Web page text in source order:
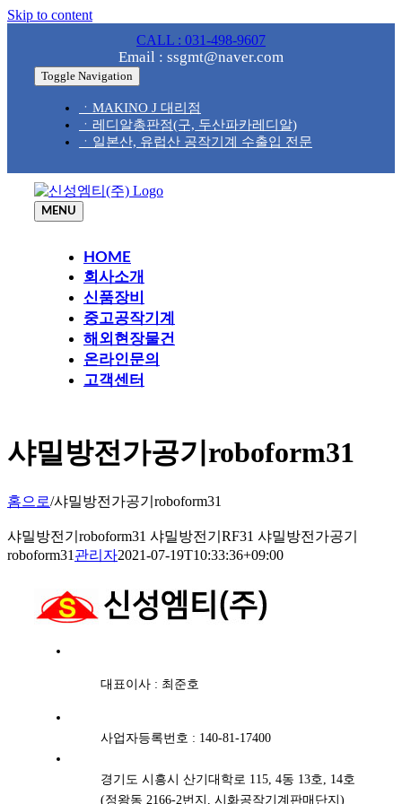
Skip to content
CALL : 031-498-9607
Email : ssgmt@naver.com
Toggle Navigation
ㆍMAKINO J 대리점
ㆍ레디알총판점(구, 두산파카레디알)
ㆍ일본산, 유럽산 공작기계 수출입 전문
MENU
HOME
회사소개
신품장비
중고공작기계
해외현장물건
온라인문의
고객센터
샤밀방전가공기roboform31
홈으로/샤밀방전가공기roboform31
샤밀방전기roboform31 샤밀방전기RF31 샤밀방전가공기
roboform31 관리자2021-07-19T10:33:36+09:00
대표이사 : 최준호
사업자등록번호 : 140-81-17400
경기도 시흥시 산기대학로 115, 4동 13호, 14호
(정왕동 2166-2번지, 시화공작기계판매단지)